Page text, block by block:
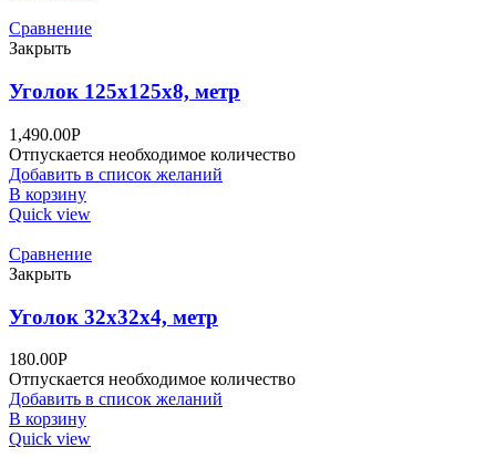
Сравнение
Закрыть
Уголок 125х125х8, метр
1,490.00Р
Отпускается необходимое количество
Добавить в список желаний
В корзину
Quick view
Сравнение
Закрыть
Уголок 32х32х4, метр
180.00Р
Отпускается необходимое количество
Добавить в список желаний
В корзину
Quick view